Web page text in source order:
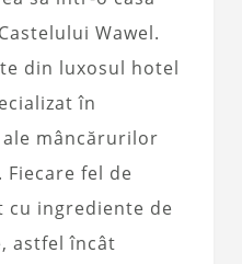
Wawel.
din luxosul hotel
în
mâncărurilor
fel de
cu ingrediente de
astfel încât